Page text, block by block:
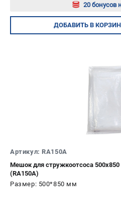
ИНФОРМАЦИЯ
Политика обработки
Пользовательское соглашение
СТАНОЧНОЕ ОБОРУДОВАНИЕ
20 бонусов
ДОБАВИТЬ В
Артикул: RA150A
Мешок для стружкоотсоса
(RA150A)
Размер: 500*850 мм